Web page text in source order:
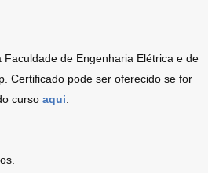
de Engenharia Elétrica e de
Certificado pode ser oferecido se for
curso aqui